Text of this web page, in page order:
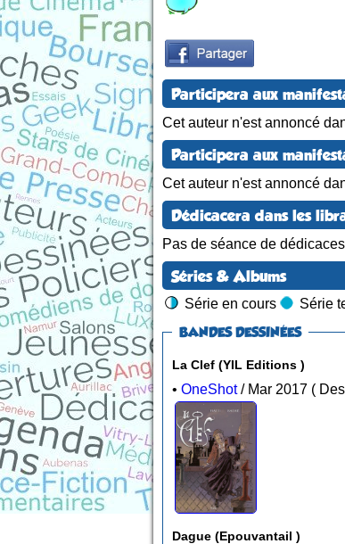
Participera aux
Cet auteur n'est annoncé
Participera aux
Cet auteur n'est annoncé
Dédicacera dans les
Pas de séance de
Séries & Albums
Série en cours Série
BANDES DESSINÉES
La Clef (YIL Editions )
• OneShot /
Dague (Epouvantail )